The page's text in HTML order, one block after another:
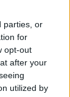
parties, or
for
opt-out
after your
utilized by